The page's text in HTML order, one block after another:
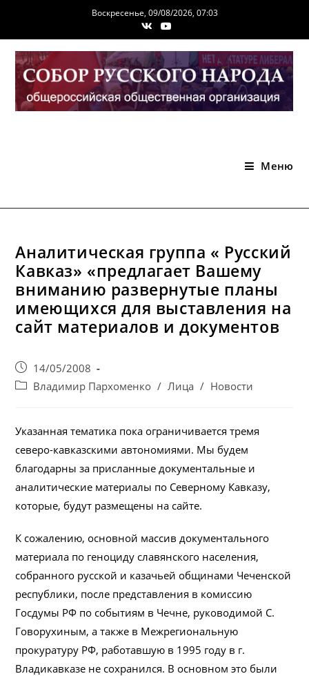
содержимому
Воскресенье, 09/08/2026, 07:03
Меню
Аналитическая группа « Русский
Кавказ» «предлагает Вашему
вниманию развернутые планы
имеющихся для выставления на
сайт материалов и документов
Запись
опубликована:
14/05/2008
PostВладимир Пархоменко / Лица / Новости
Указанная тематика пока ограничивается тремя
северо-кавказскими автономиями. Мы будем
благодарны за присланные документальные и
аналитические материалы по Северному Кавказу,
которые, будут размещены на сайте.
К сожалению, основной массив документального
материала по геноциду славянского населения,
собранного русской и казачьей общинами Чеченской
республики, после представления в комиссию
Госдумы РФ по событиям в Чечне, руководимой С.
Говорухиным, а также в Межрегиональную
прокуратуру РФ, работавшую в 1995 году в г.
Владикавказе не сохранился. В основном это были